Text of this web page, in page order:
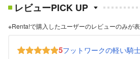
レビューPICK UP
※Renta!で購入したユーザーのレビューのみが
5フットワークの軽い騎